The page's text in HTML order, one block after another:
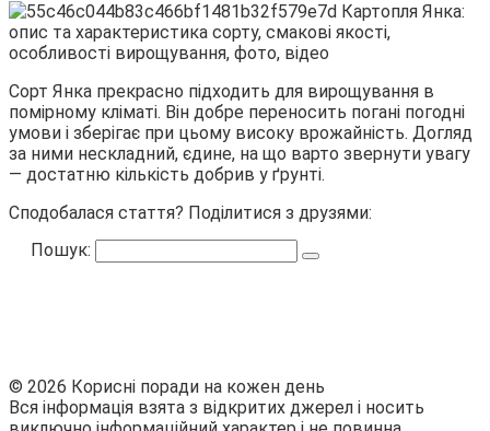
Сорт Янка прекрасно підходить для вирощування в
помірному кліматі. Він добре переносить погані погодні
умови і зберігає при цьому високу врожайність. Догляд
за ними нескладний, єдине, на що варто звернути увагу
— достатню кількість добрив у ґрунті.
Сподобалася стаття? Поділитися з друзями:
Пошук:
© 2026 Корисні поради на кожен день
Вся інформація взята з відкритих джерел і носить